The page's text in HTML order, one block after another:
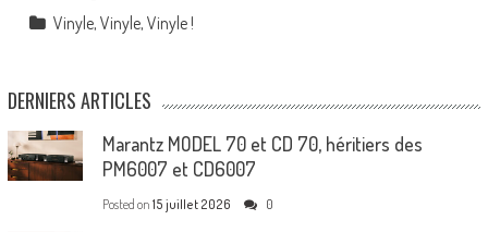
Vinyle, Vinyle, Vinyle !
DERNIERS ARTICLES
Marantz MODEL 70 et CD 70, héritiers des
PM6007 et CD6007
Posted on 15 juillet 2026 0